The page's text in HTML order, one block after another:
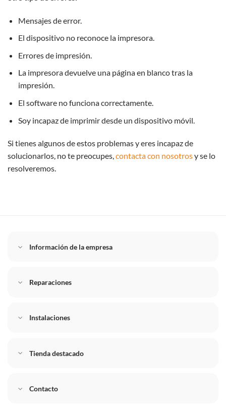
Mensajes de error.
El dispositivo no reconoce la impresora.
Errores de impresión.
La impresora devuelve una página en blanco tras la
impresión.
El software no funciona correctamente.
Soy incapaz de imprimir desde un dispositivo móvil.
Si tienes algunos de estos problemas y eres incapaz de
solucionarlos, no te preocupes,contacta con nosotrosy se lo
resolveremos.
Información de la empresa
Reparaciones
Instalaciones
Tienda destacado
Contacto